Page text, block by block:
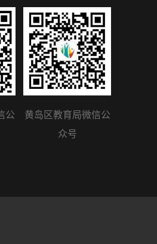
公
黄岛区教育局微信公
众号